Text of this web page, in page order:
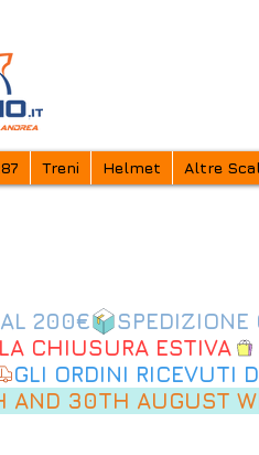
Treni Helmet Altre
AND 30TH AUGUST